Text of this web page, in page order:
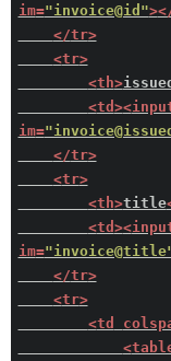
im="invoice@id">
</tr>
<tr>
<th>issued
<td ><
im=
</tr>
<tr>
<th>title
<td ><
im=
</tr>
<tr>
<td
<